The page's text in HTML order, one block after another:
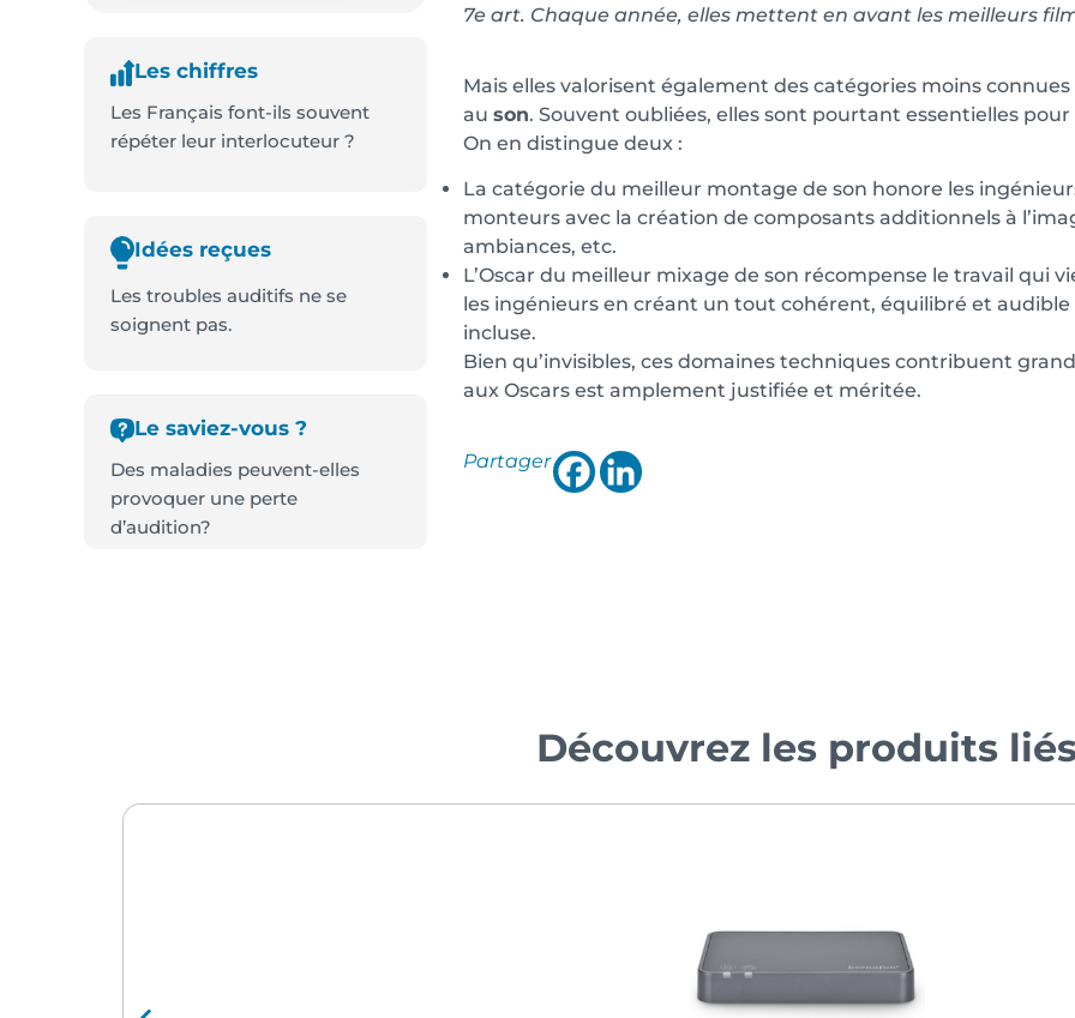
Les chiffres
Les Français font-ils souvent
répéter leur interlocuteur ?
Idées reçues
Les troubles auditifs ne se
soignent pas.
Le saviez-vous ?
Des maladies peuvent-elles
provoquer une perte
d’audition?
7e art. Chaque année, elles mettent en avant les meilleurs
Mais elles valorisent également des catégories moins
au son. Souvent oubliées, elles sont pourtant essentielles
On en distingue deux :
La catégorie du meilleur montage de son honore les
monteurs avec la création de composants additionnels à
ambiances, etc.
L’Oscar du meilleur mixage de son récompense le travail qui
les ingénieurs en créant un tout cohérent, équilibré et
incluse.
Bien qu’invisibles, ces domaines techniques contribuent
aux Oscars est amplement justifiée et méritée.
Partager
Découvrez les produits